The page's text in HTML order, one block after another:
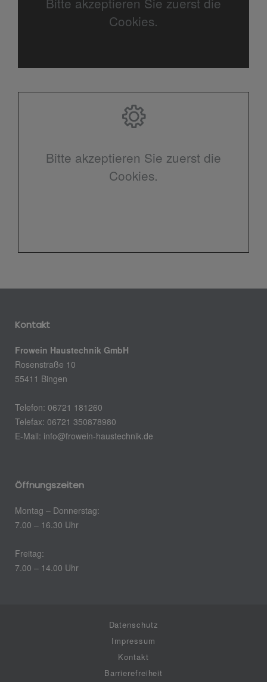
Cookies.
Bitte akzeptieren Sie zuerst die
Cookies.
Kontakt
Frowein Haustechnik GmbH
Rosenstraße 10
55411 Bingen
Telefon: 06721 181260
Telefax: 06721 350878980
E-Mail: info@frowein-haustechnik.de
Öffnungszeiten
Montag – Donnerstag:
7.00 – 16.30 Uhr
Freitag:
7.00 – 14.00 Uhr
Datenschutz
Impressum
Kontakt
Barrierefreiheit